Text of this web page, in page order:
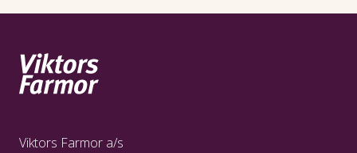
- Kasket eller solhat + solbriller
- Evt. medicin mod maveinfektion (tal med egen
læge)
Viktors Farmor a/s